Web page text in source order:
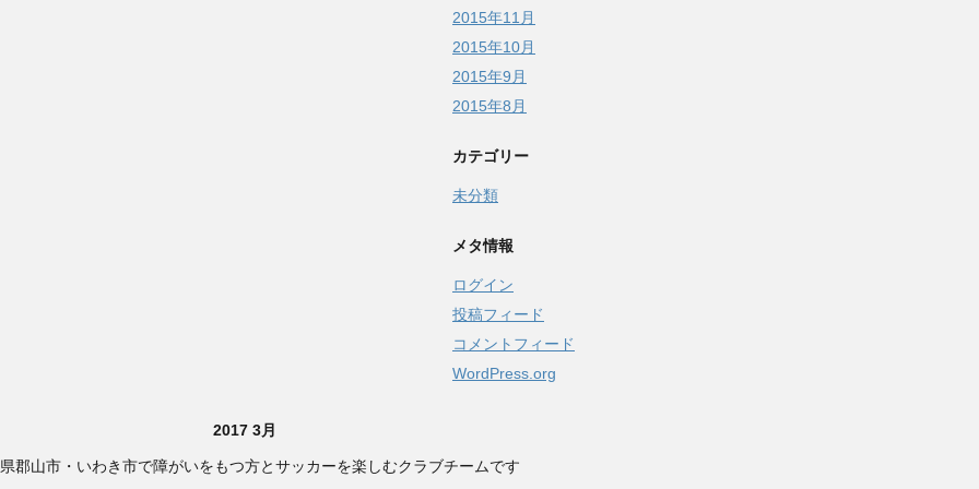
2015年11月
2015年10月
2015年9月
2015年8月
カテゴリー
未分類
メタ情報
ログイン
投稿フィード
コメントフィード
WordPress.org
2017 3月
郡山市・いわき市で障がいをもつ方とサッカーを楽しむクラブチームです